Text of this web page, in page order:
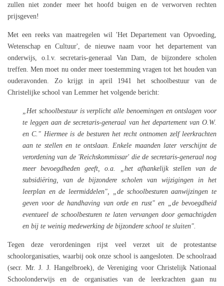
zullen niet zonder meer het hoofd buigen en de verworven rechten
prijsgeven!
Met een reeks van maatregelen wil 'Het Departement van Opvoeding,
Wetenschap en Cultuur', de nieuwe naam voor het departement van
onderwijs, o.l.v. secretaris-generaal Van Dam, de bijzondere scholen
treffen. Men moet nu onder meer toestemming vragen tot het houden van
ouderavonden. Zo krijgt in april 1941 het schoolbestuur van de
Christelijke school van Lemmer het volgende bericht:
„Het schoolbestuur is verplicht alle benoemingen en ontslagen voor
te leggen aan de secretaris-generaal van het departement van O.W.
en C." Hiermee is de besturen het recht ontnomen zelf leerkrachten
aan te stellen en te ontslaan. Enkele maanden later verschijnt de
verordening van de 'Reichskommissar' die de secretaris-generaal nog
meer bevoegdheden geeft, o.a. „het afhankelijk stellen van de
subsidiëring, van de bijzondere scholen van wijzigingen in het
leerplan en de leermiddelen", „de schoolbesturen aanwijzingen te
geven voor de handhaving van orde en rust" en „de bevoegdheid
eventueel de schoolbesturen te laten vervangen door gemachtigden
en bij te weinig medewerking de bijzondere school te sluiten".
Tegen deze verordeningen rijst veel verzet uit de protestantse
schoolorganisaties, waarbij ook onze school is aangesloten. De schoolraad
(secr. Mr. J. J. Hangelbroek), de Vereniging voor Christelijk Nationaal
Schoolonderwijs en de organisaties van de leerkrachten gaan nu